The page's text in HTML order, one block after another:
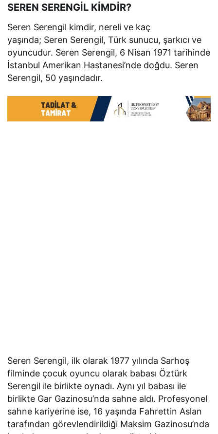
SEREN SERENGİL KİMDİR?
Seren Serengil kimdir, nereli ve kaç
yaşında; Seren Serengil, Türk sunucu, şarkıcı ve
oyuncudur. Seren Serengil, 6 Nisan 1971 tarihinde
İstanbul Amerikan Hastanesi’nde doğdu. Seren
Serengil, 50 yaşındadır.
Seren Serengil, ilk olarak 1977 yılında Sarhoş
filminde çocuk oyuncu olarak babası Öztürk
Serengil ile birlikte oynadı. Aynı yıl babası ile
birlikte Gar Gazinosu’nda sahne aldı. Profesyonel
sahne kariyerine ise, 16 yaşında Fahrettin Aslan
tarafından görevlendirildiği Maksim Gazinosu’nda